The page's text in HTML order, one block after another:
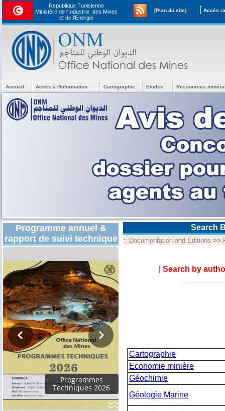
Republique Tunisienne
Ministère de l'Industrie, des Mines
et de l’Energie
[Plan du site] [
Accueil Accès à l'information Cartographie Etudes Ressources
Programme annuel &
rapport de suivi technique
Rapport d'activités
2024
Search
:: Documentation and Editions >>
[Search by
Cartographie
Economie minière
Géochimie
Géologie Marine